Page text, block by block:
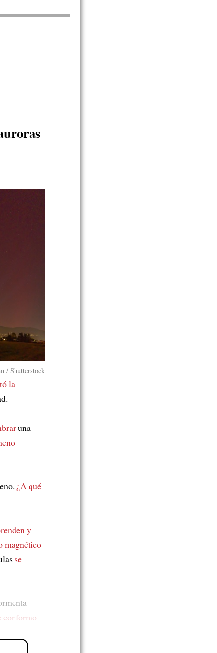
/ Shutterstock
la
una
¿A qué
y
magnético
se
conformo